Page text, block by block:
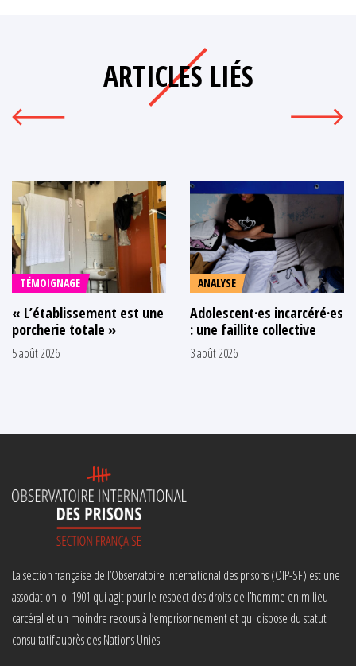
ARTICLES LIÉS
TÉMOIGNAGE
« L’établissement est une
porcherie totale »
5 août 2026
ANALYSE
Adolescent·es incarcéré·es
: une faillite collective
3 août 2026
La section française de l’Observatoire international des prisons (OIP-SF) est une
association loi 1901 qui agit pour le respect des droits de l’homme en milieu
carcéral et un moindre recours à l’emprisonnement et qui dispose du statut
consultatif auprès des Nations Unies.